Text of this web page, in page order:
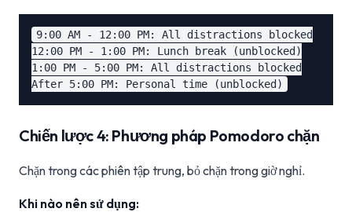
9:00 AM - 12:00 PM: All distractions blocked
12:00 PM - 1:00 PM: Lunch break (unblocked)
1:00 PM - 5:00 PM: All distractions blocked
Chiến lược 4: Phương pháp Pomodoro chặn
Chặn trong các phiên tập trung, bỏ chặn trong giờ nghỉ.
Khi nào nên sử dụng: